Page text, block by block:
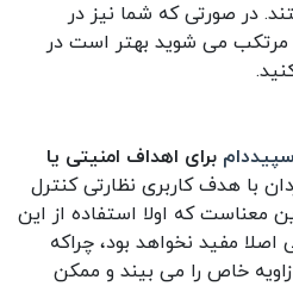
در صورتی که شما نیز در
مرتکب می شوید بهتر است در
برای اهداف امنیتی یا
با هدف کاربری نظارتی کنترل
معناست که اولا استفاده از این
اصلا مفید نخواهد بود، چراکه
خاص را می بیند و ممکن